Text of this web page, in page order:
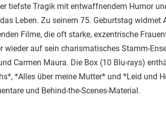
tiefste Tragik mit entwaffnendem Humor
Leben. Zu seinem 75. Geburtstag widmet
Filme, die oft starke, exzentrische
auf sein charismatisches Stamm-
Carmen Maura. Die Box (10 Blu-rays)
*Alles über meine Mutter* und *Leid und
und Behind-the-Scenes-Material.